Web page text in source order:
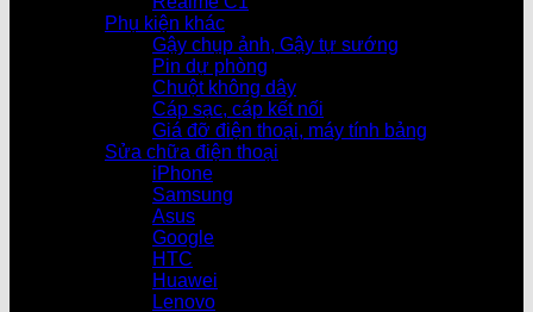
Phụ kiện khác
Gậy chụp ảnh, Gậy tự sướng
Pin dự phòng
Chuột không dây
Cáp sạc, cáp kết nối
Giá đỡ điện thoại, máy tính bảng
Sửa chữa điện thoại
iPhone
Samsung
Asus
Google
HTC
Huawei
Lenovo